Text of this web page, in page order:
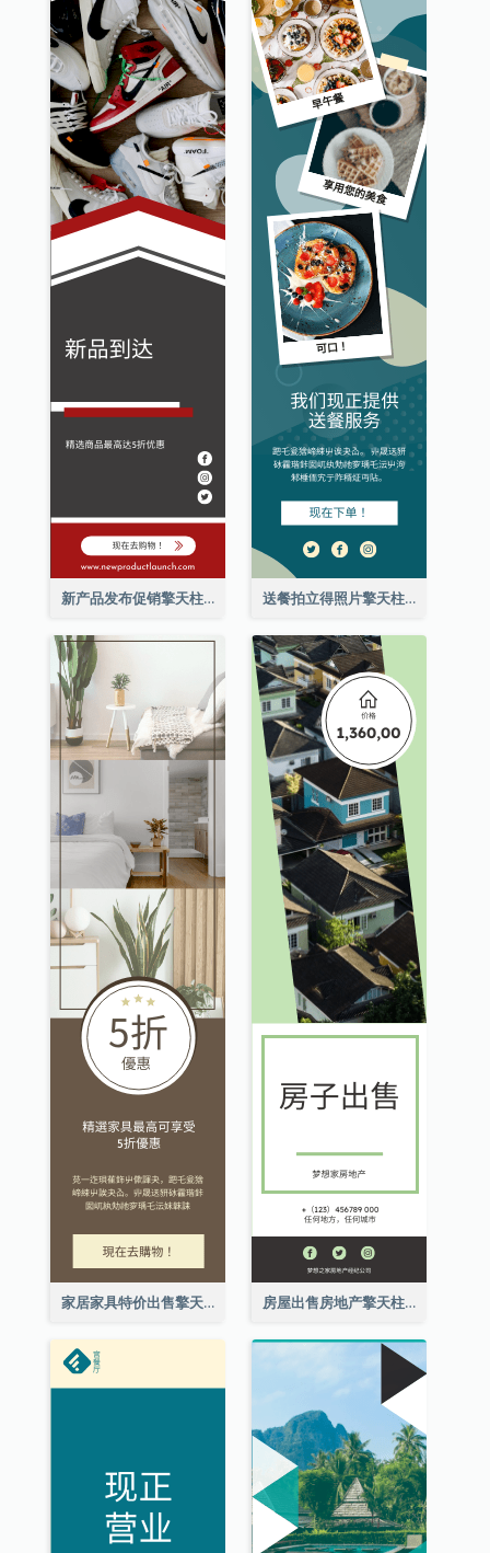
新产品发布促销擎天柱广告 送餐拍立得照片擎天柱广告
家居家具特价出售擎天柱广告 房屋出售房地产擎天柱广告